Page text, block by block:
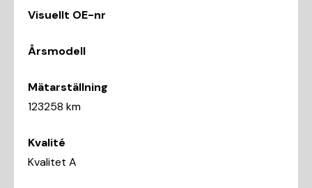
Visuellt OE-nr
Årsmodell
Mätarställning
123258 km
Kvalité
Kvalitet A